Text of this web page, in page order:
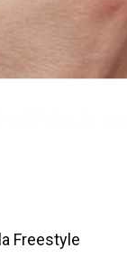
Freestyle